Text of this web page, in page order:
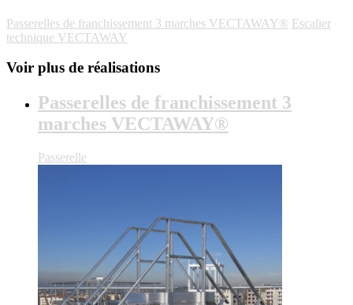
Passerelles de franchissement 3 marches VECTAWAY® Escalier
technique VECTAWAY
Voir plus de réalisations
Passerelles de franchissement 3
marches VECTAWAY®
Passerelle